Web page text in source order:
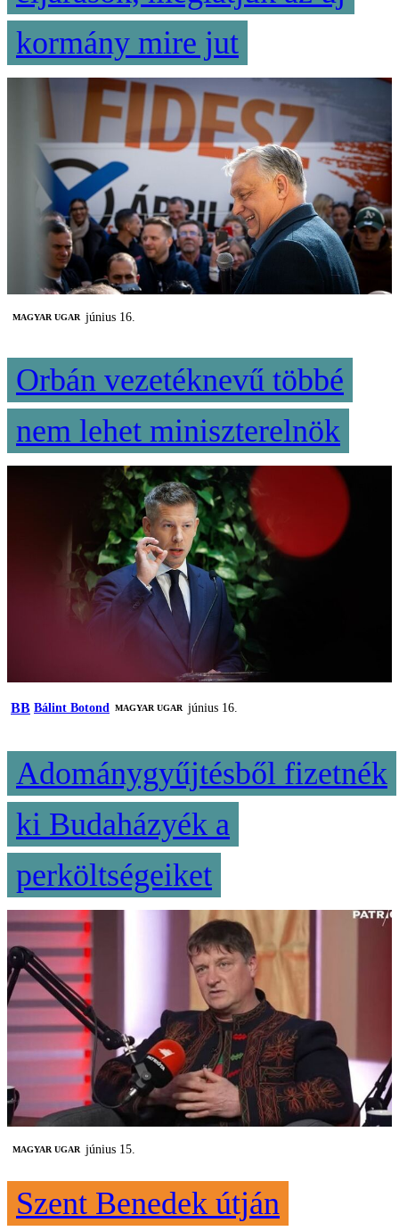
kormány mire jut
MAGYAR UGAR június 16.
Orbán vezetéknevű többé
nem lehet miniszterelnök
BB Bálint Botond MAGYAR UGAR június 16.
Adománygyűjtésből fizetnék
ki Budaházyék a
perköltségeiket
MAGYAR UGAR június 15.
Szent Benedek útján